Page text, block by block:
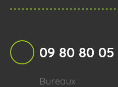
09 80 80 05
Bureaux :